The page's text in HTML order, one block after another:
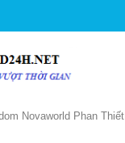
Novaworld Phan Thiết